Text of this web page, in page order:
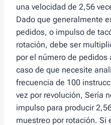
una velocidad de 2,56
Dado que generalmente
pedidos, o impulso de
rotación, debe ser
por el número de pedidos
caso de que necesite
frecuencia de 100
vez por revolución, Sería
impulso para producir
muestreo por rotación. Si